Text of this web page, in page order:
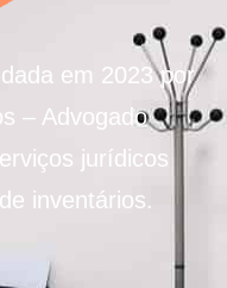
em 2023 por
– Advogado
jurídicos
inventários.